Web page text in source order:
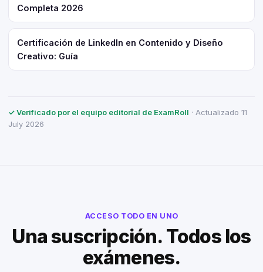
Completa 2026
Certificación de LinkedIn en Contenido y Diseño
Creativo: Guía
✓ Verificado por el equipo editorial de ExamRoll · Actualizado 11
July 2026
ACCESO TODO EN UNO
Una suscripción. Todos los
exámenes.